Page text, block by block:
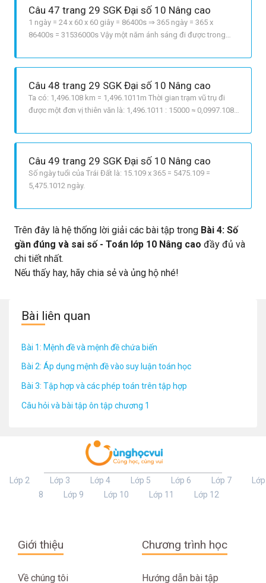
Câu 47 trang 29 SGK Đại số 10 Nâng cao
1 ngày = 24 x 60 x 60 giây = 86400s ⇒ 365 ngày = 365 x
86400s = 31536000s Vậy một năm ánh sáng đi được trong
94,608.1011km.
Câu 48 trang 29 SGK Đại số 10 Nâng cao
Ta có: 1,496.108 km = 1,496.1011m Thời gian trạm vũ trụ đi
được một đơn vị thiên văn là: 1,496.1011 : 15000 ≈ 0,0997.108
Câu 49 trang 29 SGK Đại số 10 Nâng cao
Số ngày tuổi của Trái Đất là: 15.109 x 365 = 5475.109 =
5,475.1012 ngày.
Trên đây là hệ thống lời giải các bài tập trong Bài 4: Số
gần đúng và sai số - Toán lớp 10 Nâng cao đầy đủ và
chi tiết nhất.
Nếu thấy hay, hãy chia sẻ và ủng hộ nhé!
Bài liên quan
Bài 1: Mệnh đề và mệnh đề chứa biến
Bài 2: Áp dụng mệnh đề vào suy luận toán học
Bài 3: Tập hợp và các phép toán trên tập hợp
Câu hỏi và bài tập ôn tập chương 1
Lớp 2 Lớp 3 Lớp 4 Lớp 5 Lớp 6 Lớp 7
Lớp
8
Lớp 9 Lớp 10 Lớp 11 Lớp 12
Giới thiệu
Về chúng tôi
Chương trình học
Hướng dẫn bài tập